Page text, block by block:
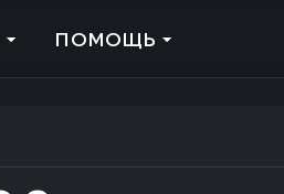
ПОМОЩЬ